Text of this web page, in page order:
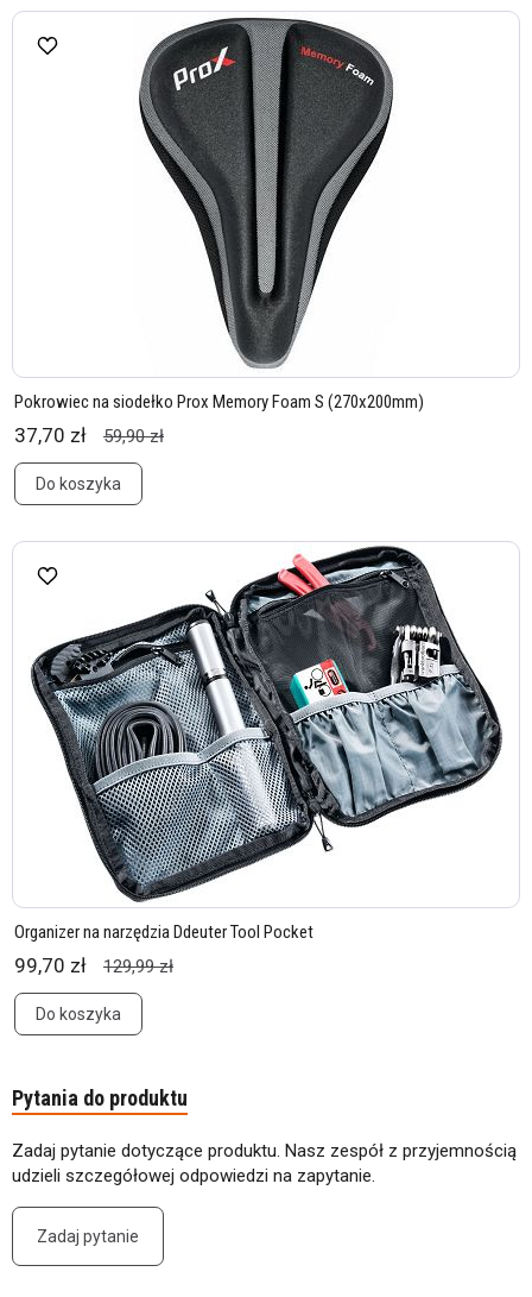
Pokrowiec na siodełko Prox Memory Foam S (270x200mm)
37,70 zł 59,90 zł
Do koszyka
Organizer na narzędzia Ddeuter Tool Pocket
99,70 zł 129,99 zł
Do koszyka
Pytania do produktu
Zadaj pytanie dotyczące produktu. Nasz zespół z przyjemnością
udzieli szczegółowej odpowiedzi na zapytanie.
Zadaj pytanie